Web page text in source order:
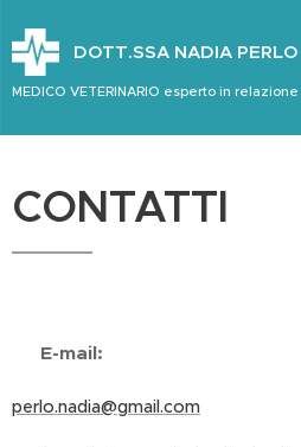
DOTT.SSA NADIA PERLO
MEDICO VETERINARIO esperto in
CONTATTI
📧 E-mail:
perlo.nadia@gmail.com